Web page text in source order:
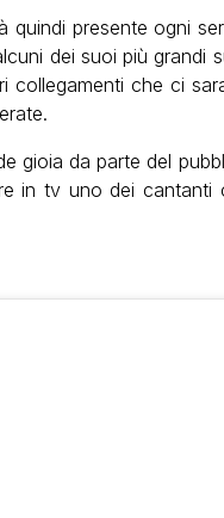
quindi presente ogni
dei suoi più grandi
collegamenti che ci
gioia da parte del
in tv uno dei